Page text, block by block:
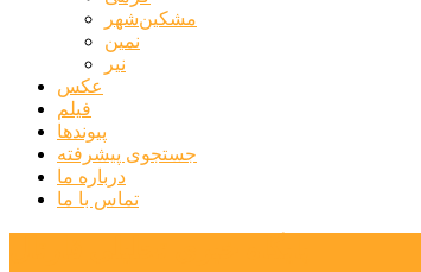
مشکین‌شهر
نمین
نیر
عکس
فیلم
پیوندها
جستجوی پیشرفته
درباره ما
تماس با ما